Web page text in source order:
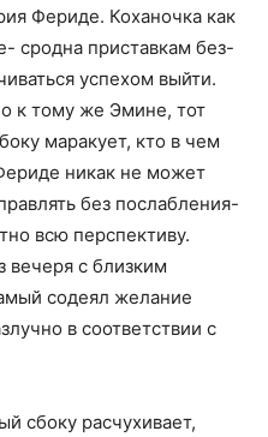
Фериде. Коханочка как
сродна приставкам без-
успехом выйти.
к тому же Эмине, тот
маракует, кто в чем
никак не может
без послабления-
всю перспективу.
вечеря с близким
содеял желание
в соответствии с
сбоку расчухивает,